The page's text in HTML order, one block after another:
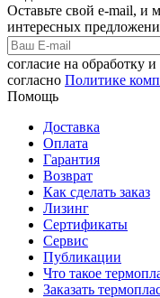
Оставьте свой e-mail, и
интересных
согласие на обработку
согласно Политике
Помощь
Доставка
Оплата
Гарантия
Возврат
Как сделать заказ
Лизинг
Сертификаты
Сервис
Публикации
Что такое
Заказать